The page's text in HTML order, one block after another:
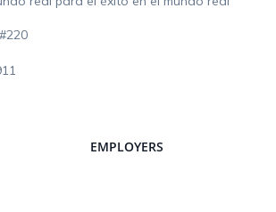
EMPLOYERS